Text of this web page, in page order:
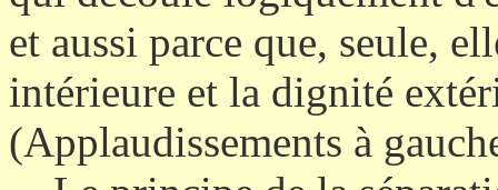
et aussi parce que, seule,
intérieure et la dignité
(Applaudissements à